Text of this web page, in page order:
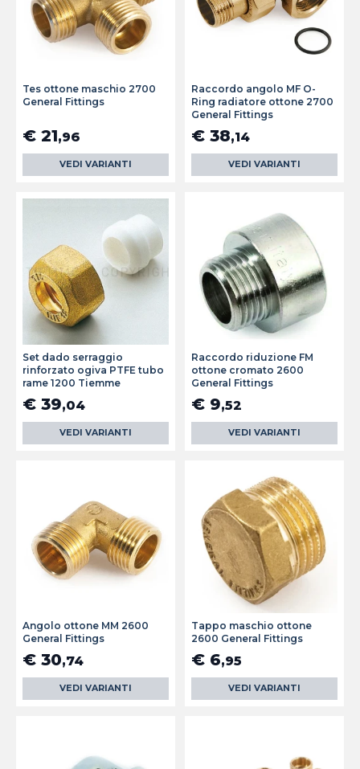
Tes ottone maschio 2700
General Fittings
€ 21,96
VEDI VARIANTI
Raccordo angolo MF O-
Ring radiatore ottone 2700
General Fittings
€ 38,14
VEDI VARIANTI
Set dado serraggio
rinforzato ogiva PTFE tubo
rame 1200 Tiemme
€ 39,04
VEDI VARIANTI
Raccordo riduzione FM
ottone cromato 2600
General Fittings
€ 9,52
VEDI VARIANTI
Angolo ottone MM 2600
General Fittings
€ 30,74
VEDI VARIANTI
Tappo maschio ottone
2600 General Fittings
€ 6,95
VEDI VARIANTI